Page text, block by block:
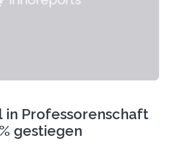
in Professorenschaft
gestiegen